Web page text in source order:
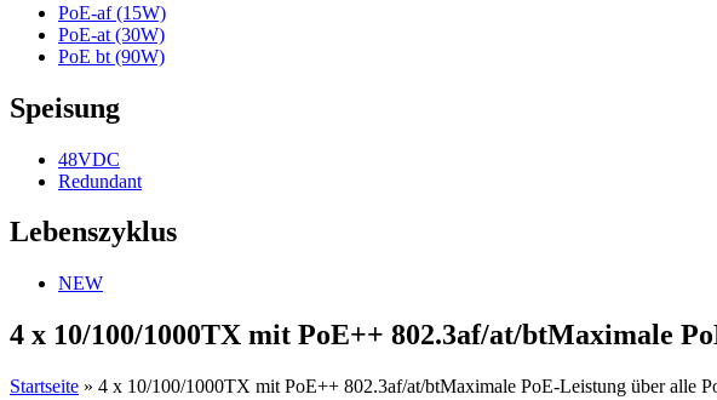
PoE-af (15W)
PoE-at (30W)
PoE bt (90W)
Speisung
48VDC
Redundant
Lebenszyklus
NEW
4 x 10/100/1000TX mit PoE++ 802.3af/at/btMaximale
Startseite » 4 x 10/100/1000TX mit PoE++ 802.3af/at/btMaximale PoE-Leistung über alle